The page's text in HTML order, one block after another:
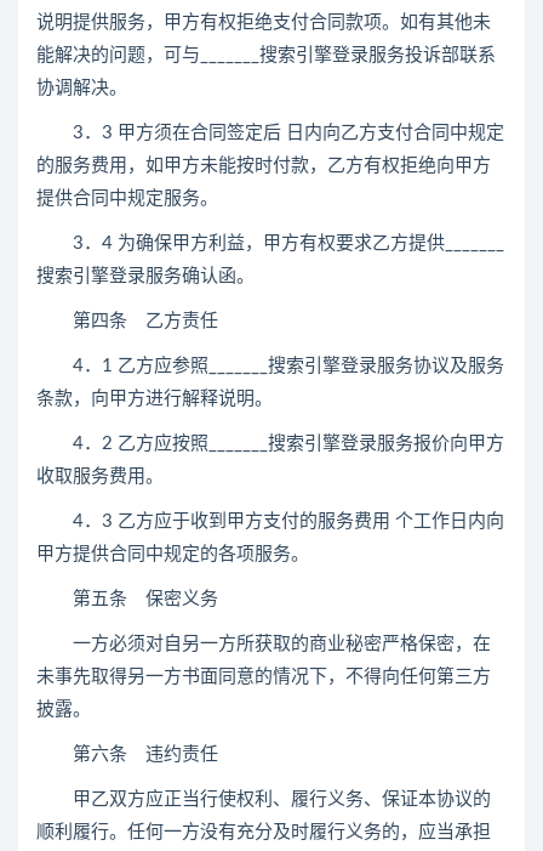
说明提供服务，甲方有权拒绝支付合同款项。如有其他未
能解决的问题，可与_______搜索引擎登录服务投诉部联系
协调解决。
3．3 甲方须在合同签定后 日内向乙方支付合同中规定
的服务费用，如甲方未能按时付款，乙方有权拒绝向甲方
提供合同中规定服务。
3．4 为确保甲方利益，甲方有权要求乙方提供_______
搜索引擎登录服务确认函。
第四条 乙方责任
4．1 乙方应参照_______搜索引擎登录服务协议及服务
条款，向甲方进行解释说明。
4．2 乙方应按照_______搜索引擎登录服务报价向甲方
收取服务费用。
4．3 乙方应于收到甲方支付的服务费用 个工作日内向
甲方提供合同中规定的各项服务。
第五条 保密义务
一方必须对自另一方所获取的商业秘密严格保密，在
未事先取得另一方书面同意的情况下，不得向任何第三方
披露。
第六条 违约责任
甲乙双方应正当行使权利、履行义务、保证本协议的
顺利履行。任何一方没有充分及时履行义务的，应当承担